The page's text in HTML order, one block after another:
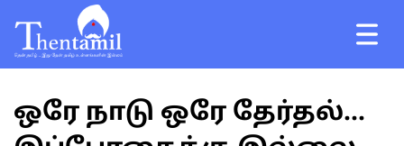
ஒரே நாடு ஒரே தேர்தல்...